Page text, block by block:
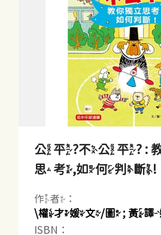
公平?不公平? :
思考,如何判斷!
作者：
\權才媛文/圖 ; 黃
ISBN：